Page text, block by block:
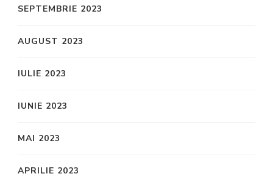
SEPTEMBRIE 2023
AUGUST 2023
IULIE 2023
IUNIE 2023
MAI 2023
APRILIE 2023